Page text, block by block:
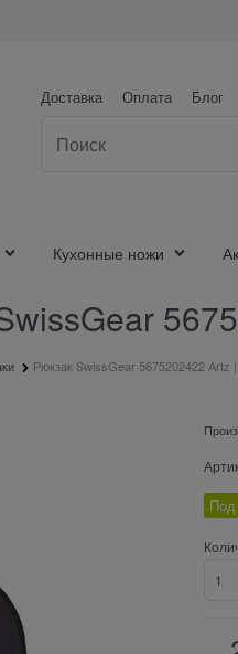
Доставка Оплата Блог
Кухонные ножи
Рюкзак SwissGear 5675202422 Artz
Под